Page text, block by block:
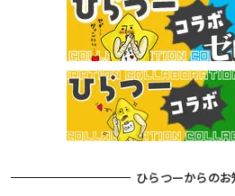
ひらつーからのお